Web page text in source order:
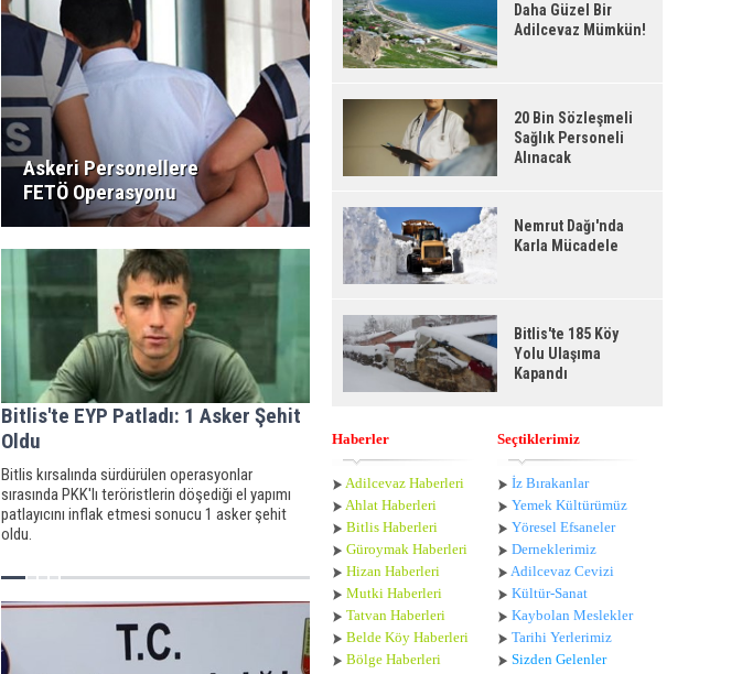
Askeri Personellere
FETÖ Operasyonu
Bitlis'te EYP Patladı: 1 Asker Şehit
Oldu
Bitlis kırsalında sürdürülen operasyonlar
sırasında PKK'lı teröristlerin döşediği el yapımı
patlayıcını inflak etmesi sonucu 1 asker şehit
oldu.
Daha Güzel Bir
Adilcevaz Mümkün!
20 Bin Sözleşmeli
Sağlık Personeli
Alınacak
Nemrut Dağı'nda
Karla Mücadele
Bitlis'te 185 Köy
Yolu Ulaşıma
Kapandı
Haberler
Adilcevaz Haberleri
Ahlat Haberleri
Bitlis Haberleri
Güroymak Haberleri
Hizan Haberleri
Mutki Haberleri
Tatvan Haberleri
Belde Köy Haberleri
Bölge Haberleri
Seçtiklerimiz
İz Bırakanlar
Yemek Kültürümüz
Yöresel Efsaneler
Derneklerimiz
Adilcevaz Cevizi
Kültür-Sanat
Kaybolan Meslekler
Tarihi Yerlerimiz
Sizden Gelenler